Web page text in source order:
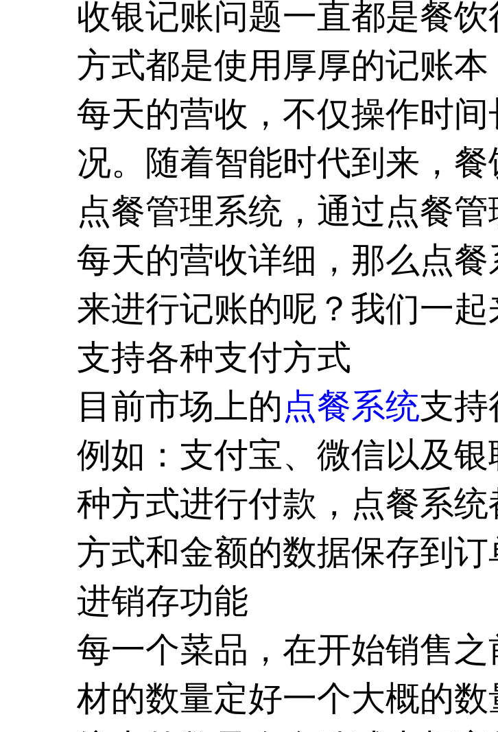
收银记账问题一直都是餐
方式都是使用厚厚的记账
每天的营收，不仅操作时
况。随着智能时代到来，
点餐管理系统 ，通过点餐
每天的营收详细，那么点
来进行记账的呢？我们一起
支持各种支付方式
目前市场上的点餐系统支
例如：支付宝、微信以及
种方式进行付款，点餐系
方式和金额的数据保存到订
进销存功能
每一个菜品，在开始销售
材的数量定好一个大概的